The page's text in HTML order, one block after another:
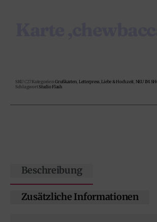
SKU C27 Kategorien Grußkarten Letterpress, Liebe & Hochzeit NEU IM
SchlagwortStudio Flash
Beschreibung
Zusätzliche Informationen